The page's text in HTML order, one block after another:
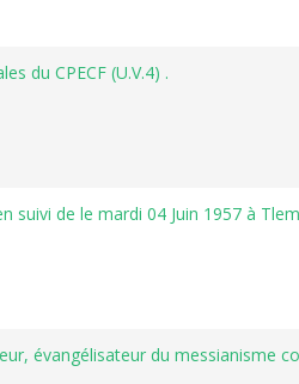
du CPECF (U.V.4) .
suivi de le mardi 04 Juin 1957 à
évangélisateur du messianisme